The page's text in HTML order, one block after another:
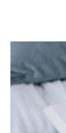
健康